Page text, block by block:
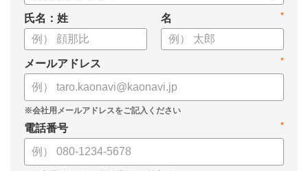
氏名：姓 *
名
*
メールアドレス
*
電話番号